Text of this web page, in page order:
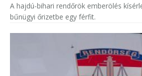
A hajdú-bihari rendőrök emberölés
bűnügyi őrizetbe egy férfit.